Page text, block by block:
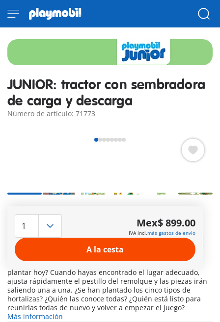
JUNIOR: tractor con sembradora
de carga y descarga
Número de artículo: 71773
+3
¿Quién puede ayudar al agricultor a clasificar las hortalizas
en el remolque y descargarlas? Con el tractor y la
sembradora, las horas de juego están garantizadas. ¿Quién
será el primero en clasificar la verdura en la tolva? ¿Alguien
ha comprobado si están bien colocados? Una vez cargado
todo, puede empezar el viaje al campo. ¿Dónde debemos
plantar hoy? Cuando hayas encontrado el lugar adecuado,
ajusta rápidamente el pestillo del remolque y las piezas irán
saliendo una a una. ¿Se han plantado los cinco tipos de
hortalizas? ¿Quién las conoce todas? ¿Quién está listo para
reunirlas todas de nuevo y volver a empezar el juego?
Más información
Mex$ 899.00
IVA incl.más gastos de envío
A la cesta